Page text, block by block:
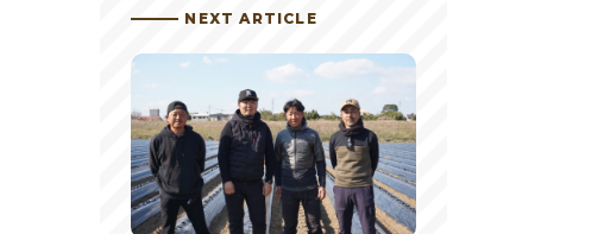
NEXT ARTICLE